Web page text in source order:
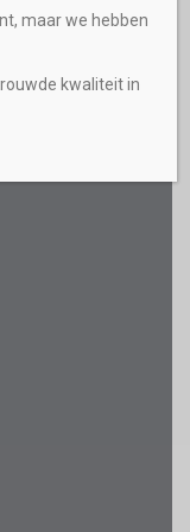
maar we hebben
kwaliteit in